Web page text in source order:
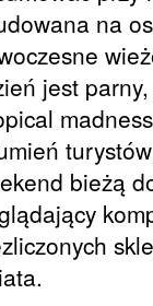
na
jest
bieżą